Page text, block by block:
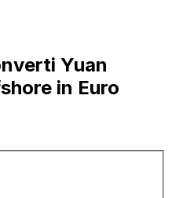
Yuan
in Euro